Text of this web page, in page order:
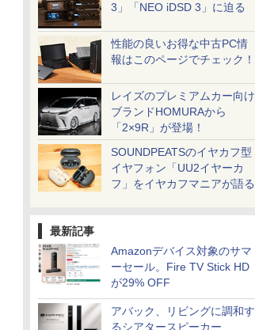
3」「NEO iDSD 3」に迫る
性能の良いお得な中古PC情
報はこのページでチェック！
レイズのプレミアムカー向け
ブランドHOMURAから
「2×9R」が登場！
SOUNDPEATSのイヤカフ型
イヤフォン「UU2イヤーカ
フ」をイヤカフマニアが語る
最新記事
Amazonデバイス対象のサマ
ーセール。Fire TV Stick HD
が29% OFF
アバック、リビングに調和す
るシアタースピーカー